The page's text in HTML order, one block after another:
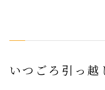
いつごろ引っ越